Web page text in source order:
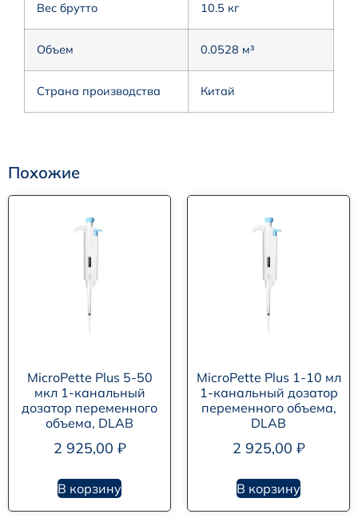
Вес брутто 10.5 кг
Объем 0.0528 м³
Страна производства Китай
Похожие
MicroPette Plus 5-50
мкл 1-канальный
дозатор переменного
объема, DLAB
2 925,00 ₽
В корзину
MicroPette Plus 1-10 мл
1-канальный дозатор
переменного объема,
DLAB
2 925,00 ₽
В корзину